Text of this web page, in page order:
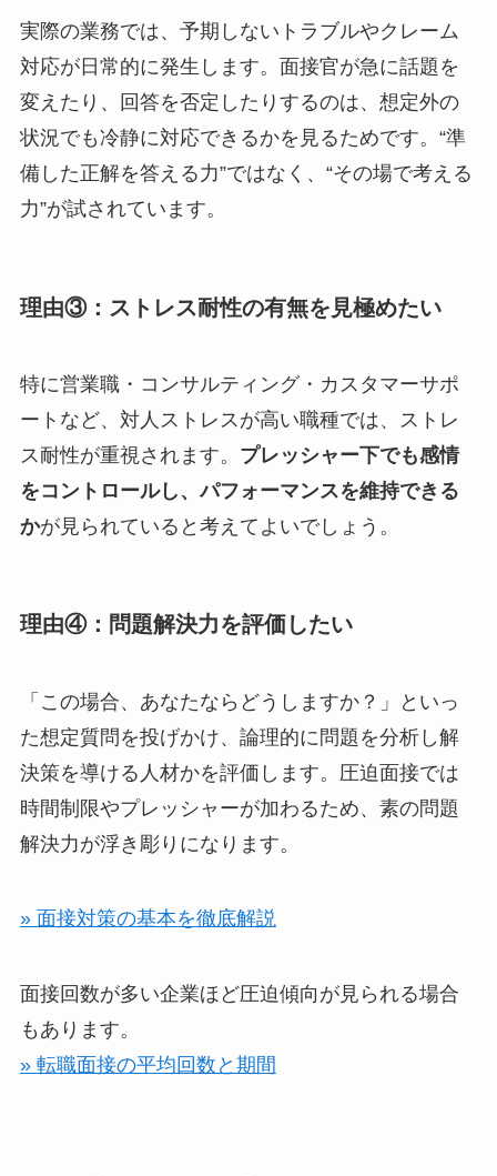
実際の業務では、予期しないトラブルやクレーム
対応が日常的に発生します。面接官が急に話題を
変えたり、回答を否定したりするのは、想定外の
状況でも冷静に対応できるかを見るためです。“準
備した正解を答える力”ではなく、“その場で考える
力”が試されています。
理由③：ストレス耐性の有無を見極めたい
特に営業職・コンサルティング・カスタマーサポ
ートなど、対人ストレスが高い職種では、ストレ
ス耐性が重視されます。 プレッシャー下でも感情
をコントロールし、パフォーマンスを維持できる
かが見られていると考えてよいでしょう。
理由④：問題解決力を評価したい
「この場合、あなたならどうしますか？」といっ
た想定質問を投げかけ、論理的に問題を分析し解
決策を導ける人材かを評価します。圧迫面接では
時間制限やプレッシャーが加わるため、素の問題
解決力が浮き彫りになります。
» 面接対策の基本を徹底解説
面接回数が多い企業ほど圧迫傾向が見られる場合
もあります。
» 転職面接の平均回数と期間